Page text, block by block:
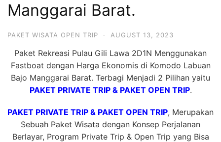
Hari
Malam
Hari
Manggarai Barat.
PAKET WISATA OPEN TRIP · AUGUST 13, 2023
Paket Rekreasi Pulau Gili Lawa 2D1N Menggunakan
Fastboat dengan Harga Ekonomis di Komodo Labuan
Bajo Manggarai Barat. Terbagi Menjadi 2 Pilihan yaitu
PAKET PRIVATE TRIP & PAKET OPEN TRIP.
PAKET PRIVATE TRIP & PAKET OPEN TRIP, Merupakan
Sebuah Paket Wisata dengan Konsep Perjalanan
Berlayar, Program Private Trip & Open Trip yang Bisa